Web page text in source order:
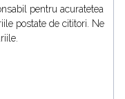
pentru acuratetea
postate de cititori. Ne